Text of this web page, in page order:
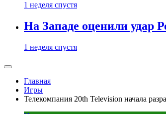
1 неделя спустя
На Западе оценили удар
1 неделя спустя
Главная
Игры
Телекомпания 20th Television начала